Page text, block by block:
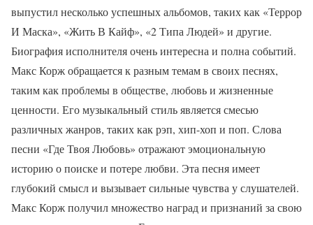
выпустил несколько успешных альбомов, таких как «Террор
И Маска», «Жить В Кайф», «2 Типа Людей» и другие.
Биография исполнителя очень интересна и полна событий.
Макс Корж обращается к разным темам в своих песнях,
таким как проблемы в обществе, любовь и жизненные
ценности. Его музыкальный стиль является смесью
различных жанров, таких как рэп, хип-хоп и поп. Слова
песни «Где Твоя Любовь» отражают эмоциональную
историю о поиске и потере любви. Эта песня имеет
глубокий смысл и вызывает сильные чувства у слушателей.
Макс Корж получил множество наград и признаний за свою